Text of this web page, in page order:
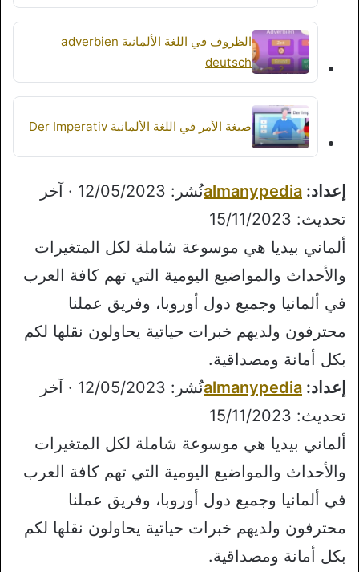
الظروف في اللغة الألمانية adverbien
deutsch
صيغة الأمر في اللغة الألمانية Der Imperativ
إعداد: almanypedia
نُشر: 12/05/2023 · آخر
تحديث: 15/11/2023
ألماني بيديا هي موسوعة شاملة لكل المتغيرات
والأحداث والمواضيع اليومية التي تهم كافة العرب
في ألمانيا وجميع دول أوروبا، وفريق عملنا
محترفون ولديهم خبرات حياتية يحاولون نقلها لكم
بكل أمانة ومصداقية.
إعداد: almanypedia
نُشر: 12/05/2023 · آخر
تحديث: 15/11/2023
ألماني بيديا هي موسوعة شاملة لكل المتغيرات
والأحداث والمواضيع اليومية التي تهم كافة العرب
في ألمانيا وجميع دول أوروبا، وفريق عملنا
محترفون ولديهم خبرات حياتية يحاولون نقلها لكم
بكل أمانة ومصداقية.